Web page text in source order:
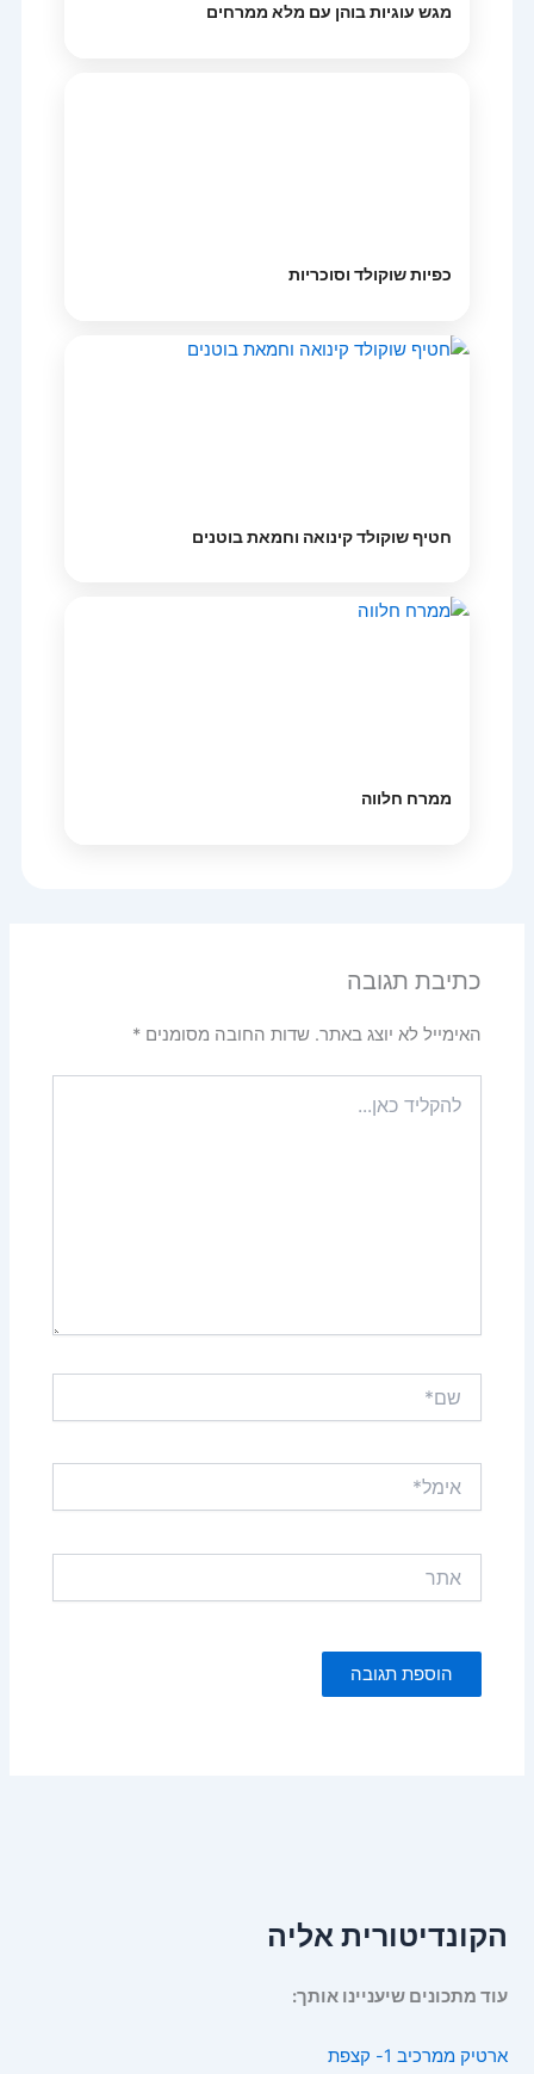
מגש עוגיות בוהן עם מלא ממרחים
כפיות שוקולד וסוכריות
חטיף שוקולד קינואה וחמאת בוטנים
ממרח חלווה
כתיבת תגובה
האימייל לא יוצג באתר. שדות החובה מסומנים*
כאן...
הקונדיטורית אליה
עוד מתכונים שיעניינו אותך:
ארטיק ממרכיב 1- קצפת